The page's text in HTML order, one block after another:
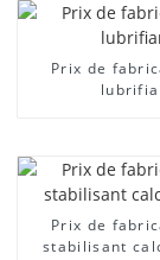
Prix ​​de
Prix ​​de
stabilisant